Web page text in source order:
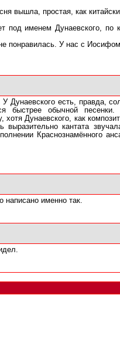
вышла, простая, как
под именем Дунаевского,
понравилась. У нас с
Дунаевского есть, правда,
быстрее обычной
хотя Дунаевского, как
кантата
Краснознамённого
написано именно так.